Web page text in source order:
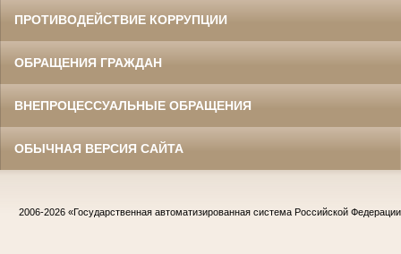
ПРОТИВОДЕЙСТВИЕ КОРРУПЦИИ
ОБРАЩЕНИЯ ГРАЖДАН
ВНЕПРОЦЕССУАЛЬНЫЕ ОБРАЩЕНИЯ
ОБЫЧНАЯ ВЕРСИЯ САЙТА
2006-2026 «Государственная автоматизированная система Российской